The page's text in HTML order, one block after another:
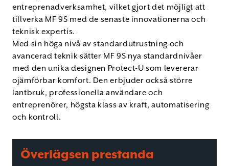
entreprenadverksamhet, vilket gjort det möjligt att
tillverka MF 9S med de senaste innovationerna och
teknisk expertis.
Med sin höga nivå av standardutrustning och
avancerad teknik sätter MF 9S nya standardnivåer
med den unika designen Protect-U som levererar
ojämförbar komfort. Den erbjuder också större
lantbruk, professionella användare och
entreprenörer, högsta klass av kraft, automatisering
och kontroll.
Överlägsen prestanda